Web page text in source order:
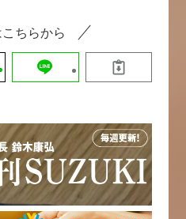
ちらから